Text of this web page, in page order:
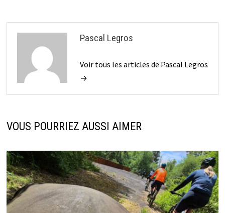
Pascal Legros
Voir tous les articles de Pascal Legros
→
VOUS POURRIEZ AUSSI AIMER